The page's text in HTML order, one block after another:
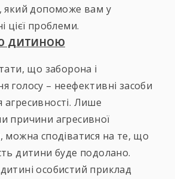
який допоможе вам у
цієї проблеми.
ДИТИНОЮ
що заборона і
голосу – неефективні засоби
агресивності. Лише
причини агресивної
можна сподіватися на те, що
дитини буде подолано.
особистий приклад